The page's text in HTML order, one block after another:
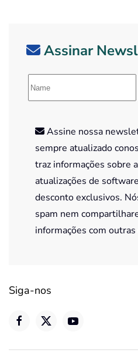
Assinar
Assine nossa
sempre atualizado
traz informações sobre
atualizações de
desconto exclusivos.
spam nem
informações com
Siga-nos